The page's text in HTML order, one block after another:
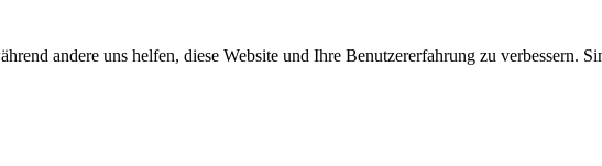
andere uns helfen, diese Website und Ihre Benutzererfahrung zu verbessern.